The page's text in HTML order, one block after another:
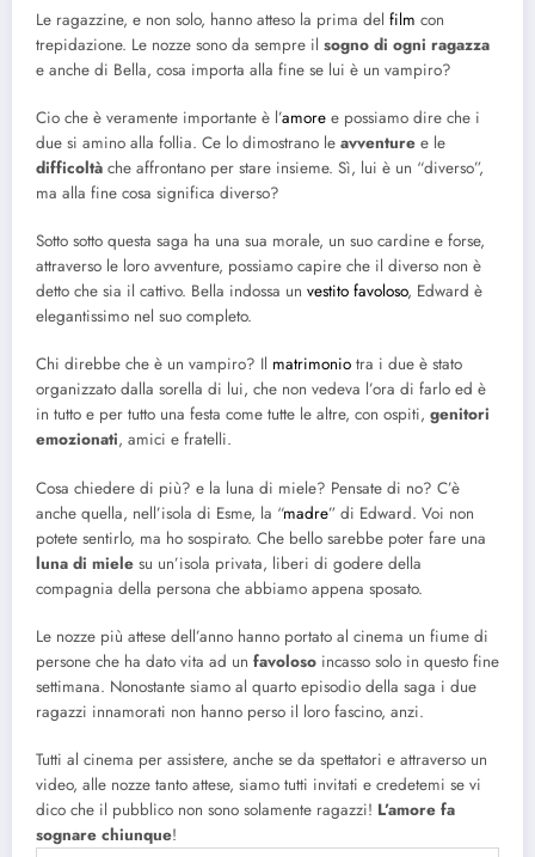
Le ragazzine, e non solo, hanno atteso la prima del film con
trepidazione. Le nozze sono da sempre il sogno di ogni ragazza
e anche di Bella, cosa importa alla fine se lui è un vampiro?
Cio che è veramente importante è l’amore e possiamo dire che i
due si amino alla follia. Ce lo dimostrano le avventure e le
difficoltà che affrontano per stare insieme. Sì, lui è un “diverso”,
ma alla fine cosa significa diverso?
Sotto sotto questa saga ha una sua morale, un suo cardine e forse,
attraverso le loro avventure, possiamo capire che il diverso non è
detto che sia il cattivo. Bella indossa un vestito favoloso, Edward è
elegantissimo nel suo completo.
Chi direbbe che è un vampiro? Il matrimonio tra i due è stato
organizzato dalla sorella di lui, che non vedeva l’ora di farlo ed è
in tutto e per tutto una festa come tutte le altre, con ospiti, genitori
emozionati, amici e fratelli.
Cosa chiedere di più? e la luna di miele? Pensate di no? C’è
anche quella, nell’isola di Esme, la “madre” di Edward. Voi non
potete sentirlo, ma ho sospirato. Che bello sarebbe poter fare una
luna di miele su un’isola privata, liberi di godere della
compagnia della persona che abbiamo appena sposato.
Le nozze più attese dell’anno hanno portato al cinema un fiume di
persone che ha dato vita ad un favoloso incasso solo in questo fine
settimana. Nonostante siamo al quarto episodio della saga i due
ragazzi innamorati non hanno perso il loro fascino, anzi.
Tutti al cinema per assistere, anche se da spettatori e attraverso un
video, alle nozze tanto attese, siamo tutti invitati e credetemi se vi
dico che il pubblico non sono solamente ragazzi! L’amore fa
sognare chiunque!